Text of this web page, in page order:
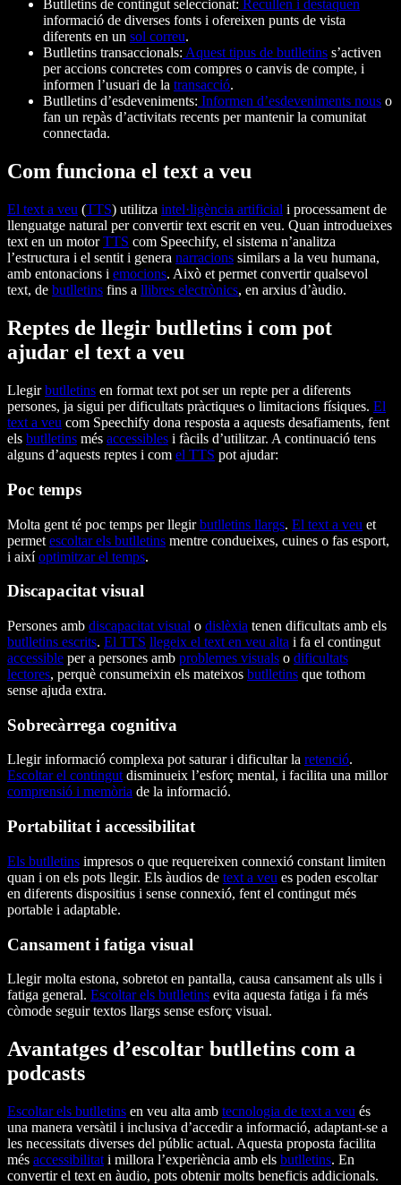
Butlletins de contingut seleccionat: Recullen i destaquen
informació de diverses fonts i ofereixen punts de vista
diferents en un sol correu.
Butlletins transaccionals: Aquest tipus de butlletins s’activen
per accions concretes com compres o canvis de compte, i
informen l’usuari de la transacció.
Butlletins d’esdeveniments: Informen d’esdeveniments nous o
fan un repàs d’activitats recents per mantenir la comunitat
connectada.
Com funciona el text a veu
El text a veu (TTS) utilitza intel·ligència artificial i processament de
llenguatge natural per convertir text escrit en veu. Quan introdueixes
text en un motorTTS com Speechify, el sistema n’analitza
l’estructura i el sentit i genera narracions similars a la veu humana,
amb entonacions i emocions. Això et permet convertir qualsevol
text, de butlletins fins a llibres electrònics, en arxius d’àudio.
Reptes de llegir butlletins i com pot
ajudar el text a veu
Llegirbutlletins en format text pot ser un repte per a diferents
persones, ja sigui per dificultats pràctiques o limitacions físiques. El
text a veu com Speechify dona resposta a aquests desafiaments, fent
els butlletins més accessibles i fàcils d’utilitzar. A continuació tens
alguns d’aquests reptes i com el TTS pot ajudar:
Poc temps
Molta gent té poc temps per llegirbutlletins llargs. El text a veu et
permet escoltar els butlletins mentre condueixes, cuines o fas esport,
i aixíoptimitzar el temps.
Discapacitat visual
Persones amb discapacitat visual o dislèxia tenen dificultats amb els
butlletins escrits. El TTS llegeix el text en veu alta i fa el contingut
accessible per a persones amb problemes visuals o dificultats
lectores, perquè consumeixin els mateixos butlletins que tothom
sense ajuda extra.
Sobrecàrrega cognitiva
Llegir informació complexa pot saturar i dificultar la retenció.
Escoltar el contingutdisminueix l’esforç mental, i facilita una millor
comprensió i memòria de la informació.
Portabilitat i accessibilitat
Els butlletins impresos o que requereixen connexió constant limiten
quan i on els pots llegir. Els àudios de text a veu es poden escoltar
en diferents dispositius i sense connexió, fent el contingut més
portable i adaptable.
Cansament i fatiga visual
Llegir molta estona, sobretot en pantalla, causa cansament als ulls i
fatiga general. Escoltar els butlletins evita aquesta fatiga i fa més
còmode seguir textos llargs sense esforç visual.
Avantatges d’escoltar butlletins com a
podcasts
Escoltar els butlletins en veu alta amb tecnologia de text a veu és
una manera versàtil i inclusiva d’accedir a informació, adaptant-se a
les necessitats diverses del públic actual. Aquesta proposta facilita
més accessibilitat i millora l’experiència amb els butlletins. En
convertir el text en àudio, pots obtenir molts beneficis addicionals.